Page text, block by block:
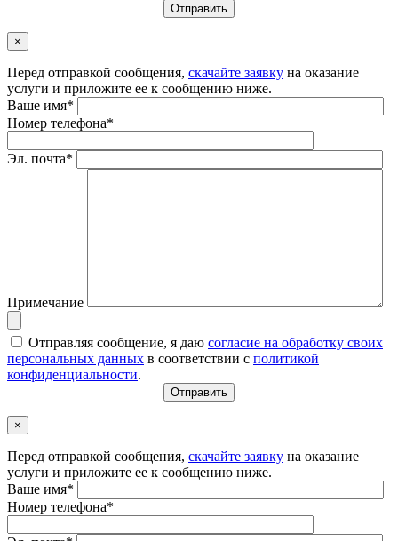
×
Перед отправкой сообщения, скачайте заявку на оказание
услуги и приложите ее к сообщению ниже.
Ваше имя*
Номер телефона*
Эл. почта*
Примечание
Отправляя сообщение, я даю согласие на обработку своих
персональных данных в соответствии с политикой
конфиденциальности.
×
Перед отправкой сообщения, скачайте заявку на оказание
услуги и приложите ее к сообщению ниже.
Ваше имя*
Номер телефона*